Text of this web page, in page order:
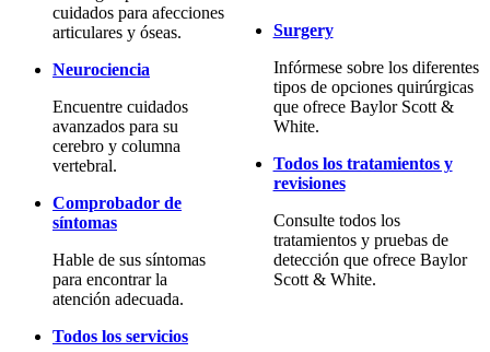
cuidados para afecciones
articulares y óseas.
Neurociencia
Encuentre cuidados
avanzados para su
cerebro y columna
vertebral.
Comprobador de
síntomas
Hable de sus síntomas
para encontrar la
atención adecuada.
Todos los servicios
Surgery
Infórmese sobre los diferentes
tipos de opciones quirúrgicas
que ofrece Baylor Scott &
White.
Todos los tratamientos y
revisiones
Consulte todos los
tratamientos y pruebas de
detección que ofrece Baylor
Scott & White.